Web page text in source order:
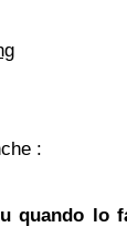
:
quando lo